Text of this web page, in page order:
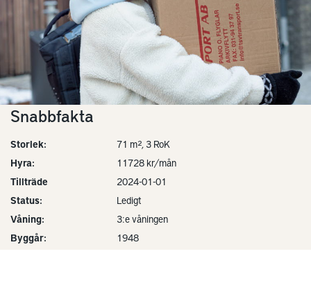
Snabbfakta
Storlek:
71 m², 3 RoK
Hyra:
11728 kr/mån
Tillträde
2024-01-01
Status:
Ledigt
Våning:
3:e våningen
Byggår:
1948